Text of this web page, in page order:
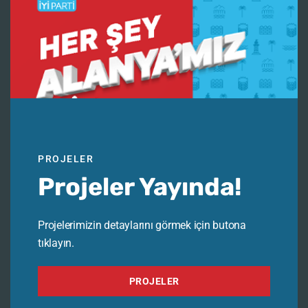
PROJELER
Projeler Yayında!
Projelerimizin detaylarını görmek için butona
tıklayın.
PROJELER